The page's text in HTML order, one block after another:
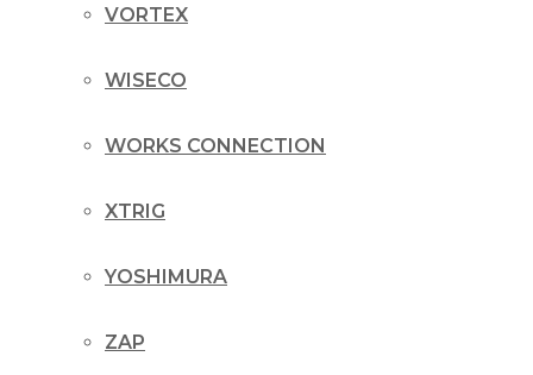
VORTEX
WISECO
WORKS CONNECTION
XTRIG
YOSHIMURA
ZAP